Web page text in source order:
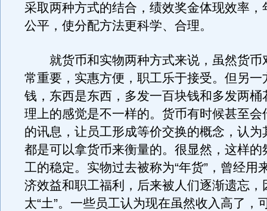
采取两种方式的结合，绩效奖金体现效率，
公平，使分配方法更科学、合理。
就货币和实物两种方式来说，虽然货币
常重要，实惠方便，职工乐于接受。但另一
钱，东西是东西，多发一百块钱和多发两桶
理上的感觉是不一样的。货币有时候甚至会
的讯息，让员工形成等价交换的概念，认为
都是可以拿货币来衡量的。很显然，这样的
工的稳定。实物过去被称为“年货”，曾经用
济效益和职工福利，后来被人们逐渐遗忘，
太“土”。一些员工认为现在虽然收入高了，